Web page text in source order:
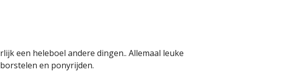
een heleboel andere dingen.. Allemaal leuke
en ponyrijden.